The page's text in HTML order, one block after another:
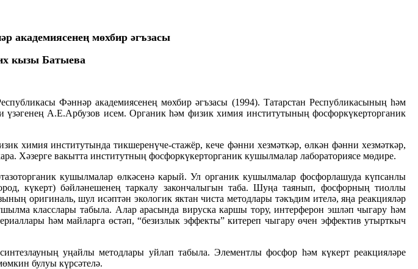
академиясенең мөхбир әгъзасы
кызы Батыева
Фәннәр академиясенең мөхбир әгъзасы (1994). Татарстан Республикасының һәм
үзәгенең А.Е.Арбузов исем. Органик һәм физик химия институтының фосфоркүкерторганик
институтында тикшеренүче-стажёр, кече фәнни хезмәткәр, өлкән фәнни хезмәткәр,
Хәзерге вакытта институтның фосфоркүкерторганик кушылмалар лабораториясе мөдире.
кушылмалар өлкәсенә карый. Ул органик кушылмалар фосфорлашуда күпсанлы
күкерт) бәйләнешенең таркалу закончалыгын таба. Шуңа таянып, фосфорның тиоллы
оригиналь, шул исәптән экологик яктан чиста методлары тәкъдим ителә, яңа реакцияләр
класслары табыла. Алар арасында вируска каршы тору, интерферон эшләп чыгару һәм
һәм майларга өстәп, “безизлык эффекты” китереп чыгару өчен эффектив утырткыч
уңайлы методлары уйлап табыла. Элементлы фосфор һәм күкерт реакцияләре
булуы күрсәтелә.